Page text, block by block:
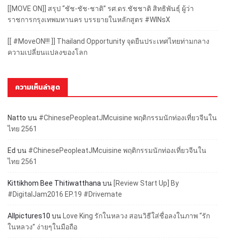
[[MOVE ON]] สรุป “ชัช-ชัช-ชาติ” รศ.ดร.ชัชชาติ สิทธิพันธุ์ ผู้ว่า
ราชการกรุงเทพมหานคร บรรยายในหลักสูตร #WINsX
[[ #MoveON!!! ]] Thailand Opportunity จุดยืนประเทศไทยท่ามกลาง
ความเปลี่ยนแปลงของโลก
ความเห็นล่าสุด
Natto บน #ChinesePeopleatJMcuisine พฤติกรรมนักท่องเที่ยวจีนใน
ไทย 2561
Ed บน #ChinesePeopleatJMcuisine พฤติกรรมนักท่องเที่ยวจีนใน
ไทย 2561
Kittikhom Bee Thitiwatthana บน [Review Start Up] By
#DigitalJam2016 EP.19 #Drivemate
Allpictures10 บนLove King รักในหลวง สอนวิธีใส่ชื่อลงในภาพ “รัก
ในหลวง” ง่ายๆในมือถือ